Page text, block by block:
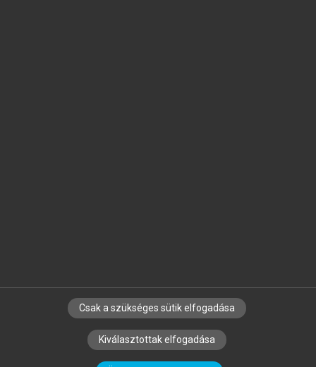
SZERZŐKNEK CÉGEKNEK KÖNYVTÁROSOKNAK
SZERKESZTÉSI ÉS LEKTORÁLÁSI ALAPELVEK
Csak a szükséges sütik elfogadása
Kiválasztottak elfogadása